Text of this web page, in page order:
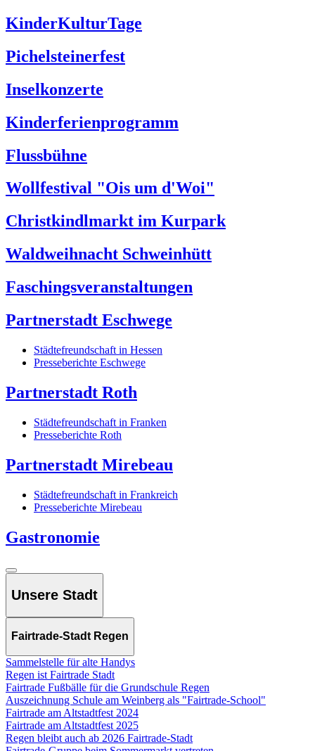
KinderKulturTage
Pichelsteinerfest
Inselkonzerte
Kinderferienprogramm
Flussbühne
Wollfestival "Ois um d'Woi"
Christkindlmarkt im Kurpark
Waldweihnacht Schweinhütt
Faschingsveranstaltungen
Partnerstadt Eschwege
Städtefreundschaft in Hessen
Presseberichte Eschwege
Partnerstadt Roth
Städtefreundschaft in Franken
Presseberichte Roth
Partnerstadt Mirebeau
Städtefreundschaft in Frankreich
Presseberichte Mirebeau
Gastronomie
Unsere Stadt
Fairtrade-Stadt Regen
Sammelstelle für alte Handys
Regen ist Fairtrade Stadt
Fairtrade Fußbälle für die Grundschule Regen
Auszeichnung Schule am Weinberg als "Fairtrade-School"
Fairtrade am Altstadtfest 2024
Fairtrade am Altstadtfest 2025
Regen bleibt auch ab 2026 Fairtrade-Stadt